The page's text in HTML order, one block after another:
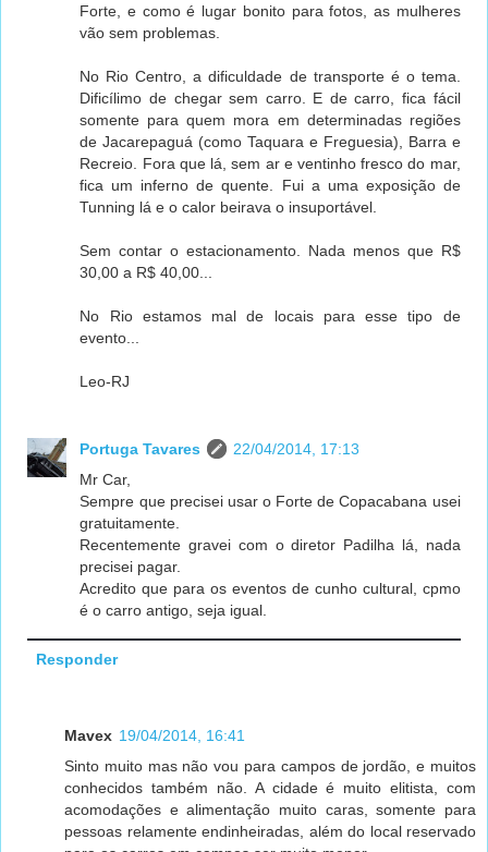
Forte, e como é lugar bonito para fotos, as mulheres
vão sem problemas.
No Rio Centro, a dificuldade de transporte é o tema.
Dificílimo de chegar sem carro. E de carro, fica fácil
somente para quem mora em determinadas regiões
de Jacarepaguá (como Taquara e Freguesia), Barra e
Recreio. Fora que lá, sem ar e ventinho fresco do mar,
fica um inferno de quente. Fui a uma exposição de
Tunning lá e o calor beirava o insuportável.
Sem contar o estacionamento. Nada menos que R$
30,00 a R$ 40,00...
No Rio estamos mal de locais para esse tipo de
evento...
Leo-RJ
Portuga Tavares
22/04/2014, 17:13
Mr Car,
Sempre que precisei usar o Forte de Copacabana usei
gratuitamente.
Recentemente gravei com o diretor Padilha lá, nada
precisei pagar.
Acredito que para os eventos de cunho cultural, cpmo
é o carro antigo, seja igual.
Responder
Mavex 19/04/2014, 16:41
Sinto muito mas não vou para campos de jordão, e muitos
conhecidos também não. A cidade é muito elitista, com
acomodações e alimentação muito caras, somente para
pessoas relamente endinheiradas, além do local reservado